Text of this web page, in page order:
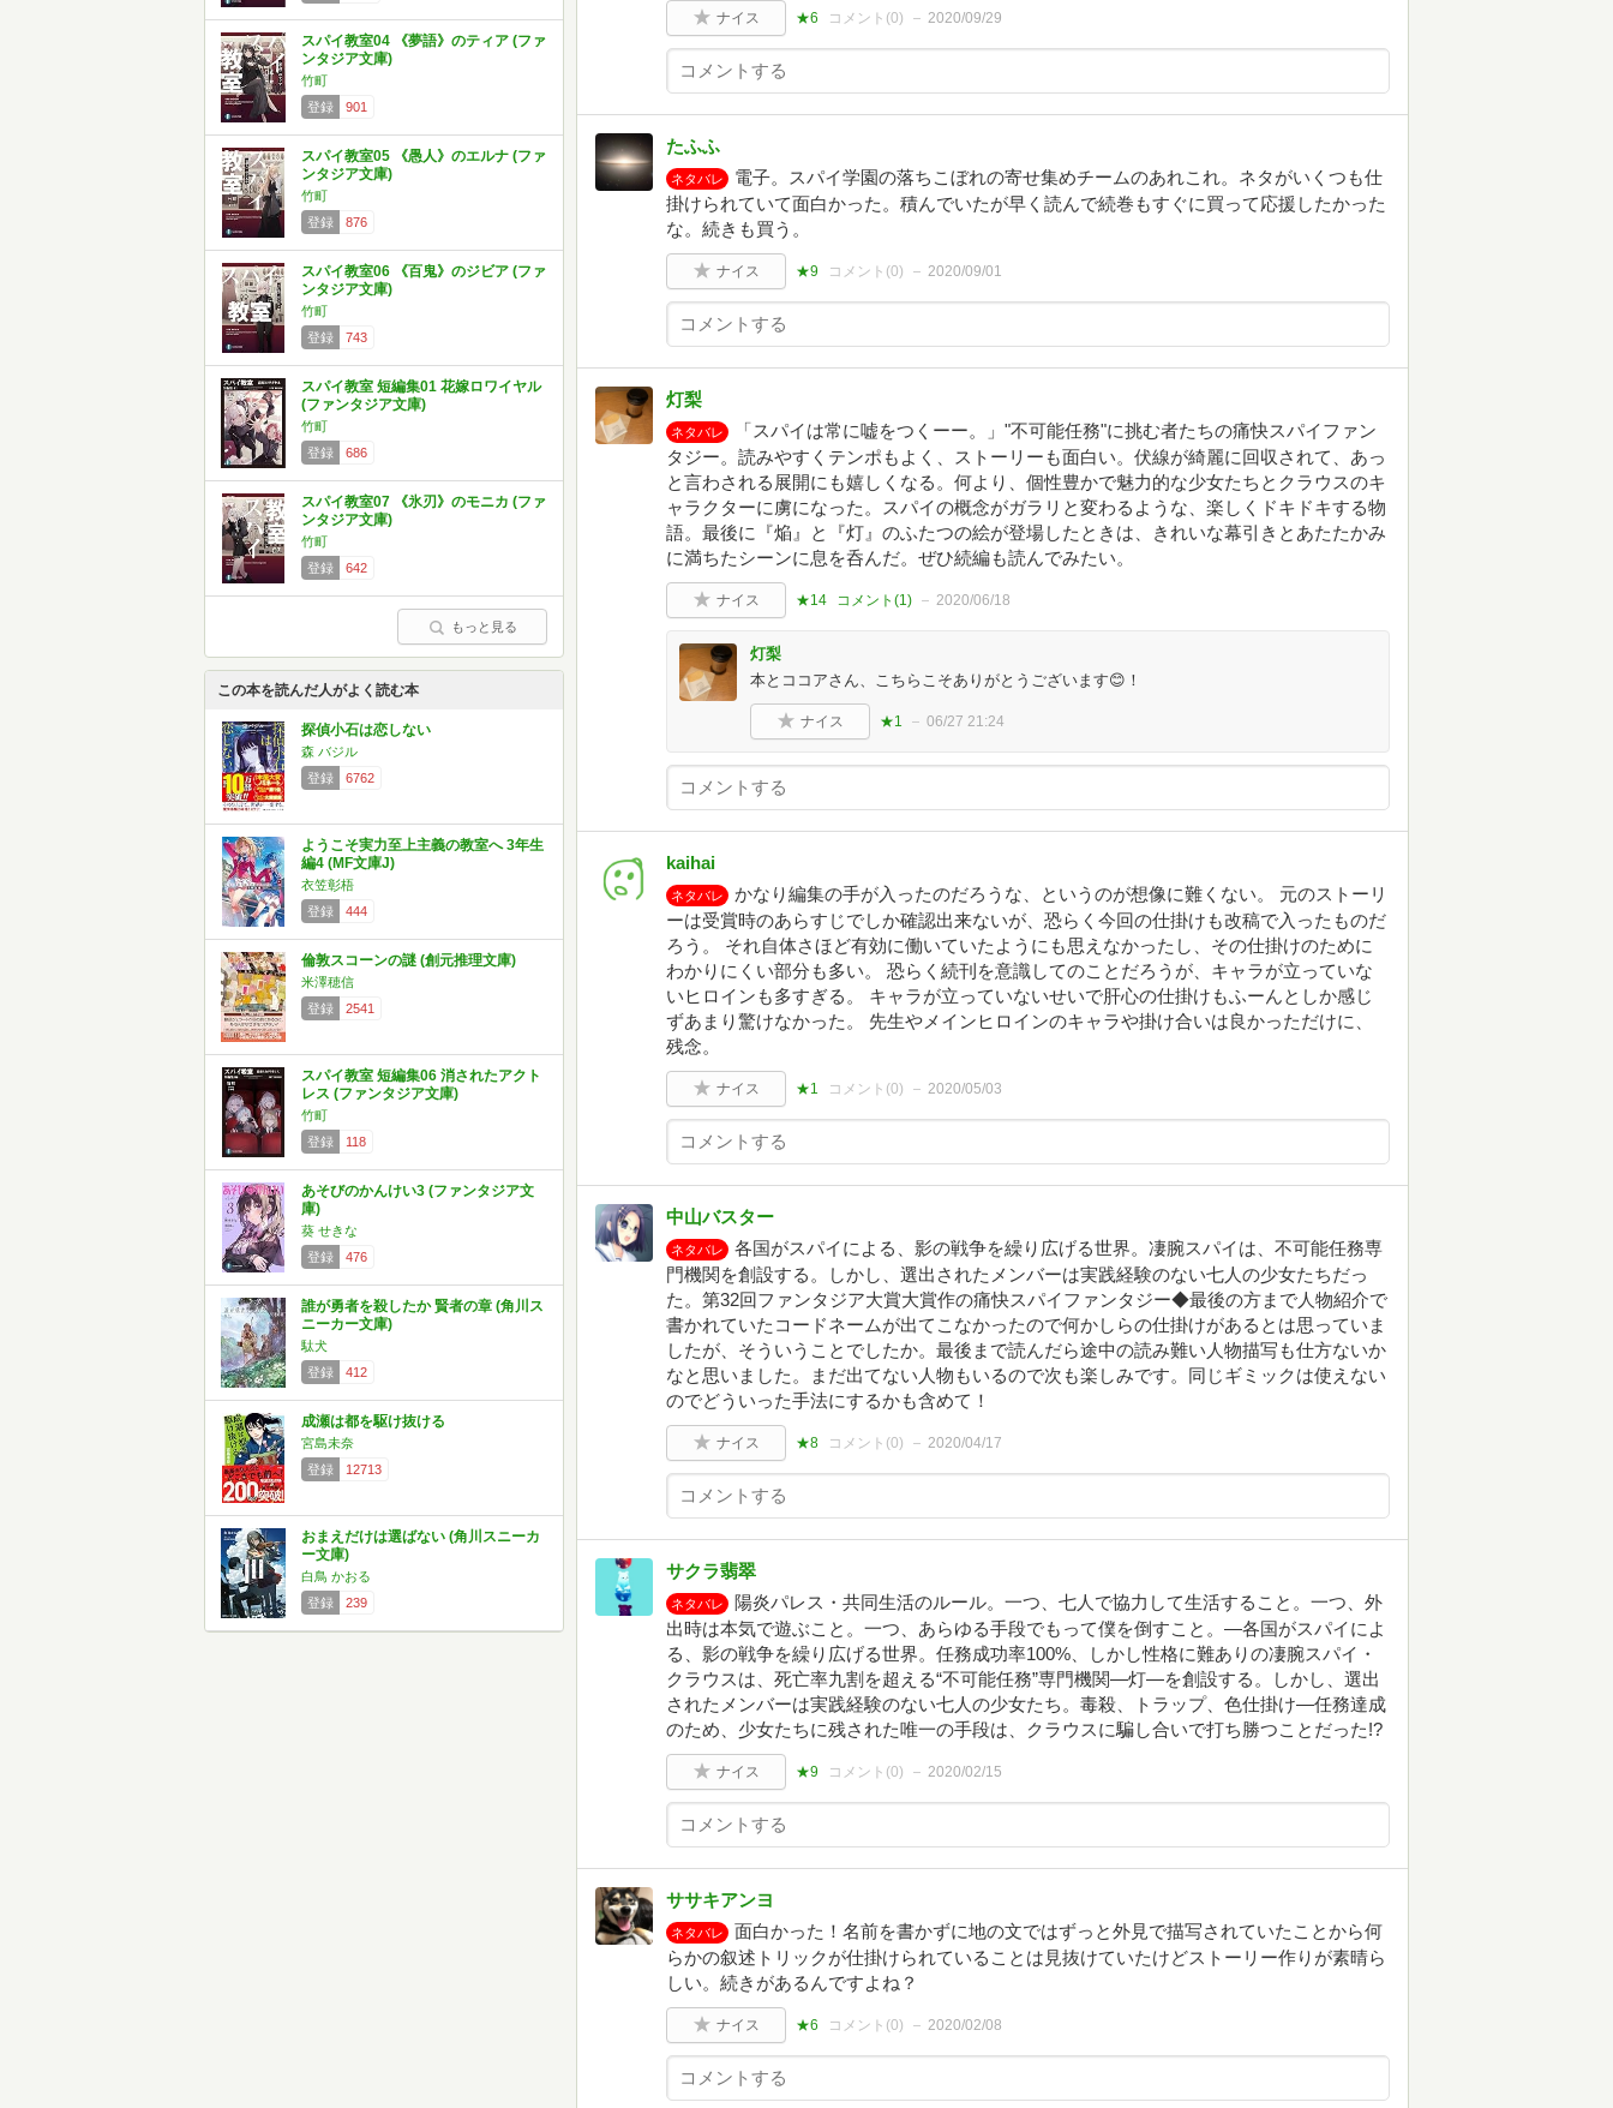
スパイ教室04 《夢語》のティア (ファ
ンタジア文庫)
竹町
登録
901
スパイ教室05 《愚人》のエルナ (ファ
ンタジア文庫)
竹町
登録
876
スパイ教室06 《百鬼》のジビア (ファ
ンタジア文庫)
竹町
登録
743
スパイ教室 短編集01 花嫁ロワイヤル
(ファンタジア文庫)
竹町
登録
686
スパイ教室07 《氷刃》のモニカ (ファ
ンタジア文庫)
竹町
登録
642
もっと見る
この本を読んだ人がよく読む本
探偵小石は恋しない
森 バジル
登録
6762
ようこそ実力至上主義の教室へ 3年生
編4 (MF文庫J)
衣笠彰梧
登録
444
倫敦スコーンの謎 (創元推理文庫)
米澤穂信
登録
2541
スパイ教室 短編集06 消されたアクト
レス (ファンタジア文庫)
竹町
登録
118
あそびのかんけい3 (ファンタジア文
庫)
葵 せきな
登録
476
誰が勇者を殺したか 賢者の章 (角川ス
ニーカー文庫)
駄犬
登録
412
成瀬は都を駆け抜ける
宮島未奈
登録
12713
おまえだけは選ばない (角川スニーカ
ー文庫)
白鳥 かおる
登録
239
ナイス ★6 コメント(0) 2020/09/29
たふふ
ネタバレ
電子。スパイ学園の落ちこぼれの寄せ集めチームのあれこれ。ネタがいくつも仕
掛けられていて面白かった。積んでいたが早く読んで続巻もすぐに買って応援したかった
な。続きも買う。
ナイス ★9 コメント(0) 2020/09/01
灯梨
ネタバレ
「スパイは常に嘘をつくーー。」"不可能任務"に挑む者たちの痛快スパイファン
タジー。読みやすくテンポもよく、ストーリーも面白い。伏線が綺麗に回収されて、あっ
と言わされる展開にも嬉しくなる。何より、個性豊かで魅力的な少女たちとクラウスのキ
ャラクターに虜になった。スパイの概念がガラリと変わるような、楽しくドキドキする物
語。最後に『焔』と『灯』のふたつの絵が登場したときは、きれいな幕引きとあたたかみ
に満ちたシーンに息を呑んだ。ぜひ続編も読んでみたい。
ナイス ★14 コメント(1) 2020/06/18
灯梨
本とココアさん、こちらこそありがとうございます😊！
ナイス ★1 06/27 21:24
kaihai
ネタバレ
かなり編集の手が入ったのだろうな、というのが想像に難くない。 元のストーリ
ーは受賞時のあらすじでしか確認出来ないが、恐らく今回の仕掛けも改稿で入ったものだ
ろう。 それ自体さほど有効に働いていたようにも思えなかったし、その仕掛けのために
わかりにくい部分も多い。 恐らく続刊を意識してのことだろうが、キャラが立っていな
いヒロインも多すぎる。 キャラが立っていないせいで肝心の仕掛けもふーんとしか感じ
ずあまり驚けなかった。 先生やメインヒロインのキャラや掛け合いは良かっただけに、
残念。
ナイス ★1 コメント(0) 2020/05/03
中山バスター
ネタバレ
各国がスパイによる、影の戦争を繰り広げる世界。凄腕スパイは、不可能任務専
門機関を創設する。しかし、選出されたメンバーは実践経験のない七人の少女たちだっ
た。第32回ファンタジア大賞大賞作の痛快スパイファンタジー◆最後の方まで人物紹介で
書かれていたコードネームが出てこなかったので何かしらの仕掛けがあるとは思っていま
したが、そういうことでしたか。最後まで読んだら途中の読み難い人物描写も仕方ないか
なと思いました。まだ出てない人物もいるので次も楽しみです。同じギミックは使えない
のでどういった手法にするかも含めて！
ナイス ★8 コメント(0) 2020/04/17
サクラ翡翠
ネタバレ
陽炎パレス・共同生活のルール。一つ、七人で協力して生活すること。一つ、外
出時は本気で遊ぶこと。一つ、あらゆる手段でもって僕を倒すこと。―各国がスパイによ
る、影の戦争を繰り広げる世界。任務成功率100%、しかし性格に難ありの凄腕スパイ・
クラウスは、死亡率九割を超える“不可能任務”専門機関―灯―を創設する。しかし、選出
されたメンバーは実践経験のない七人の少女たち。毒殺、トラップ、色仕掛け―任務達成
のため、少女たちに残された唯一の手段は、クラウスに騙し合いで打ち勝つことだった!?
ナイス ★9 コメント(0) 2020/02/15
ササキアンヨ
ネタバレ
面白かった！名前を書かずに地の文ではずっと外見で描写されていたことから何
らかの叙述トリックが仕掛けられていることは見抜けていたけどストーリー作りが素晴ら
しい。続きがあるんですよね？
ナイス ★6 コメント(0) 2020/02/08